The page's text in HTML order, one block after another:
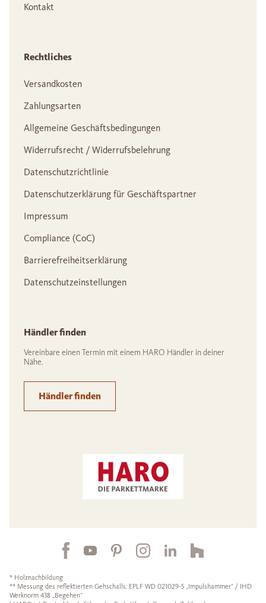
Kontakt
Rechtliches
Versandkosten
Zahlungsarten
Allgemeine Geschäftsbedingungen
Widerrufsrecht / Widerrufsbelehrung
Datenschutzrichtlinie
Datenschutzerklärung für Geschäftspartner
Impressum
Compliance (CoC)
Barrierefreiheitserklärung
Datenschutzeinstellungen
Händler finden
Vereinbare einen Termin mit einem HARO Händler in deiner
Nähe.
Händler finden
* Holznachbildung
** Messung des reflektierten Gehschalls: EPLF WD 021029-5 „Impulshammer“ / IHD
Werknorm 438 „Begehen“